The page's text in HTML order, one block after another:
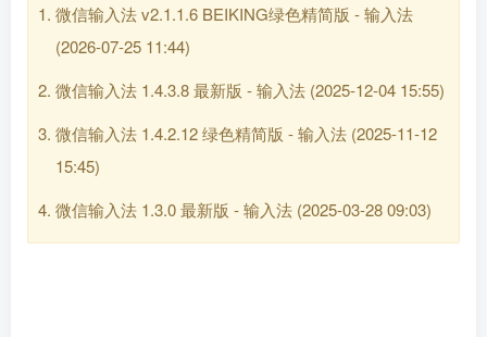
微信输入法 v2.1.1.6 BEIKING绿色精简版 - 输入法
(2026-07-25 11:44)
微信输入法 1.4.3.8 最新版 - 输入法 (2025-12-04 15:55)
微信输入法 1.4.2.12 绿色精简版 - 输入法 (2025-11-12
15:45)
微信输入法 1.3.0 最新版 - 输入法 (2025-03-28 09:03)